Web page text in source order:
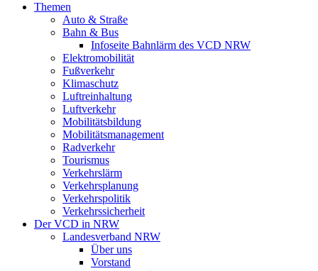
Themen
Auto & Straße
Bahn & Bus
Infoseite Bahnlärm des VCD NRW
Elektromobilität
Fußverkehr
Klimaschutz
Luftreinhaltung
Luftverkehr
Mobilitätsbildung
Mobilitätsmanagement
Radverkehr
Tourismus
Verkehrslärm
Verkehrsplanung
Verkehrspolitik
Verkehrssicherheit
Der VCD in NRW
Landesverband NRW
Über uns
Vorstand